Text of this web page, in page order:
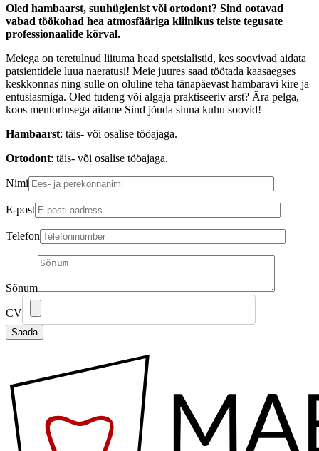
Oled hambaarst, suuhügienist või ortodont? Sind ootavad
vabad töökohad hea atmosfääriga kliinikus teiste tegusate
professionaalide kõrval.
Meiega on teretulnud liituma head spetsialistid, kes soovivad aidata
patsientidele luua naeratusi! Meie juures saad töötada kaasaegses
keskkonnas ning sulle on oluline teha tänapäevast hambaravi kire ja
entusiasmiga. Oled tudeng või algaja praktiseeriv arst? Ära pelga,
koos mentorlusega aitame Sind jõuda sinna kuhu soovid!
Hambaarst: täis- või osalise tööajaga.
Ortodont: täis- või osalise tööajaga.
Nimi
E-post
Telefon
Sõnum
CV